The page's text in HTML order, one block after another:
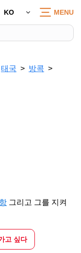
KO MENU
태국 방콕
그리고 그를 지켜
고 싶다